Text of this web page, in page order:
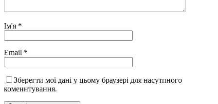
Ім'я *
Email *
Зберегти мої дані у цьому браузері для насутпного
коменнтування.